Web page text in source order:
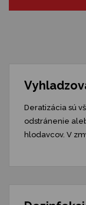
Deratizácia sú
odstránenie
hlodavcov. V